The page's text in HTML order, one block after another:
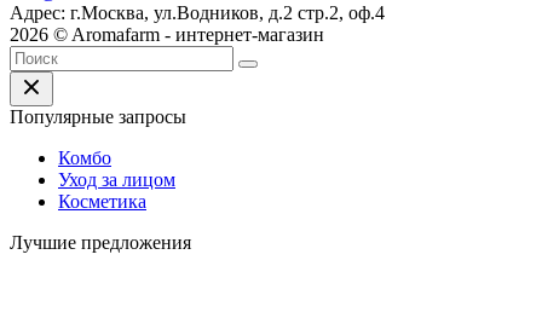
Адрес: г.Москва, ул.Водников, д.2 стр.2, оф.4
2026 © Aromafarm - интернет-магазин
Популярные запросы
Комбо
Уход за лицом
Косметика
Лучшие предложения